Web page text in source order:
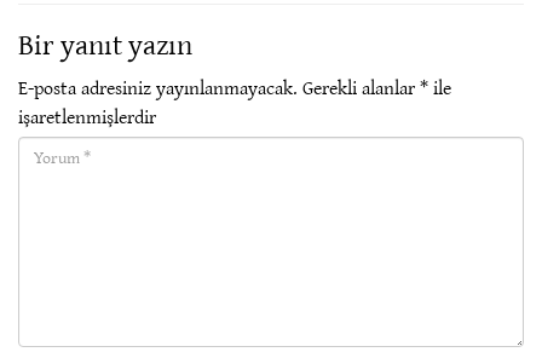
Bir yanıt yazın
E-posta adresiniz yayınlanmayacak. Gerekli alanlar*ile
işaretlenmişlerdir
Yorum(required)